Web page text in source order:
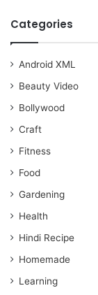
Categories
Android XML
Beauty Video
Bollywood
Craft
Fitness
Food
Gardening
Health
Hindi Recipe
Homemade
Learning